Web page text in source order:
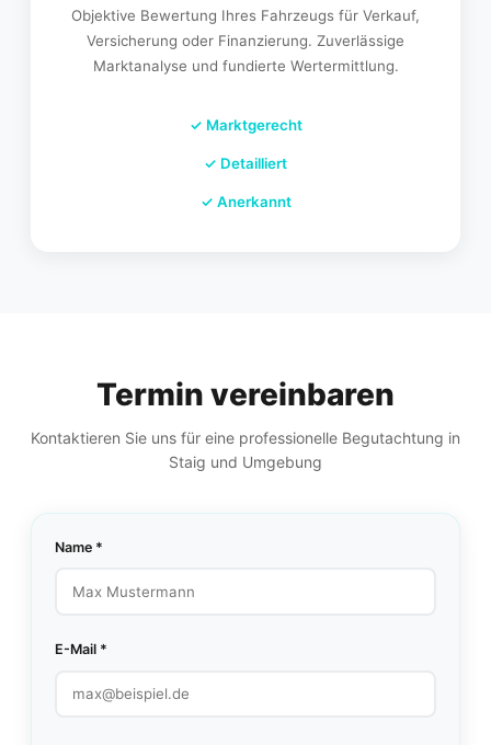
Objektive Bewertung Ihres Fahrzeugs für Verkauf,
Versicherung oder Finanzierung. Zuverlässige
Marktanalyse und fundierte Wertermittlung.
✓ Marktgerecht
✓ Detailliert
✓ Anerkannt
Termin vereinbaren
Kontaktieren Sie uns für eine professionelle Begutachtung in
Staig und Umgebung
Name *
E-Mail *